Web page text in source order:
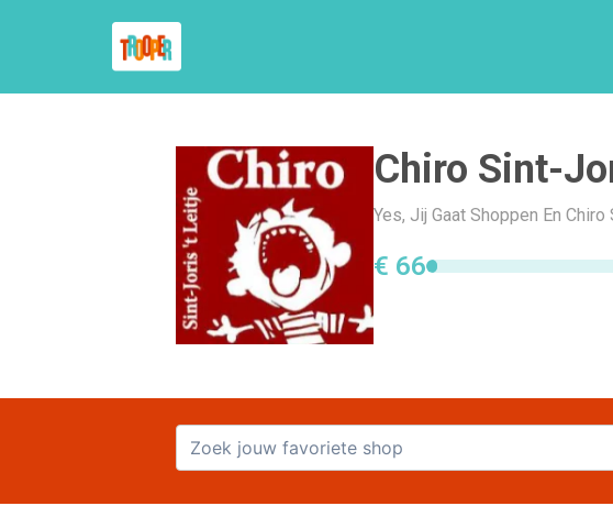
Chiro Sint-
Yes, Jij Gaat Shoppen En
€ 66